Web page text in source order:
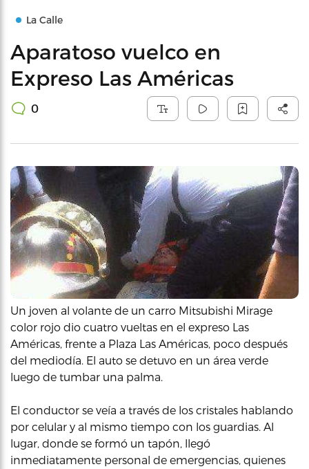
La Calle
Aparatoso vuelco en
Expreso Las Américas
0
Un joven al volante de un carro Mitsubishi Mirage
color rojo dio cuatro vueltas en el expreso Las
Américas, frente a Plaza Las Américas, poco después
del mediodía. El auto se detuvo en un área verde
luego de tumbar una palma.
El conductor se veía a través de los cristales hablando
por celular y al mismo tiempo con los guardias. Al
lugar, donde se formó un tapón, llegó
inmediatamente personal de emergencias, quienes